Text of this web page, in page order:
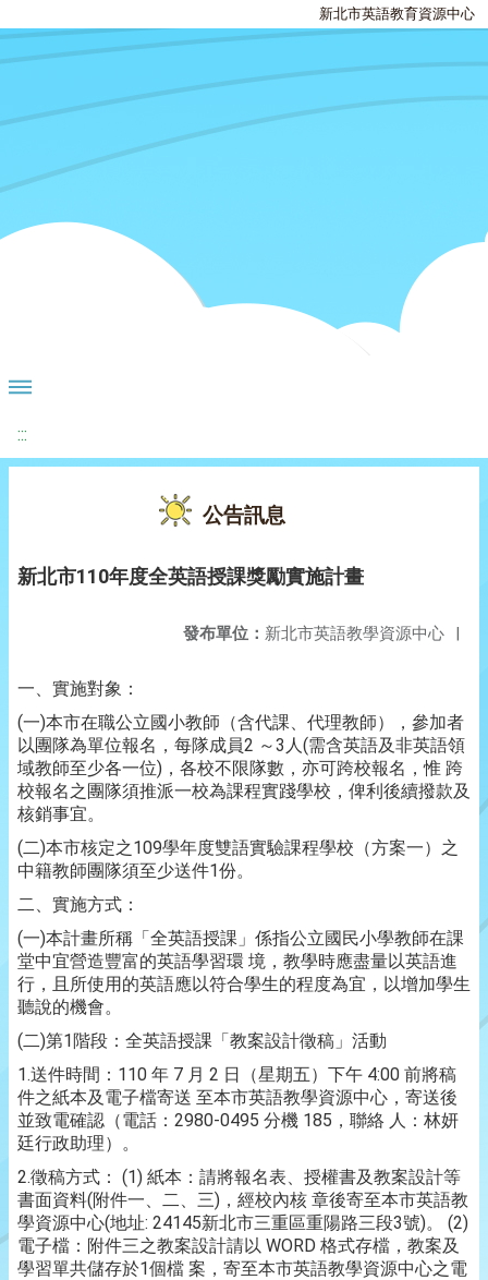
新北市英語教育資源中心
:::
公告訊息
新北市110年度全英語授課獎勵實施計畫
發布單位： 新北市英語教學資源中心 |
一、實施對象：
(一)本市在職公立國小教師（含代課、代理教師），參加者
以團隊為單位報名，每隊成員2 ～3人(需含英語及非英語領
域教師至少各一位)，各校不限隊數，亦可跨校報名，惟 跨
校報名之團隊須推派一校為課程實踐學校，俾利後續撥款及
核銷事宜。
(二)本市核定之109學年度雙語實驗課程學校（方案一）之
中籍教師團隊須至少送件1份。
二、實施方式：
(一)本計畫所稱「全英語授課」係指公立國民小學教師在課
堂中宜營造豐富的英語學習環 境，教學時應盡量以英語進
行，且所使用的英語應以符合學生的程度為宜，以增加學生
聽說的機會。
(二)第1階段：全英語授課「教案設計徵稿」活動
1.送件時間：110 年 7 月 2 日（星期五）下午 4:00 前將稿
件之紙本及電子檔寄送 至本市英語教學資源中心，寄送後
並致電確認（電話：2980-0495 分機 185，聯絡 人：林妍
廷行政助理）。
2.徵稿方式： (1) 紙本：請將報名表、授權書及教案設計等
書面資料(附件一、二、三)，經校內核 章後寄至本市英語教
學資源中心(地址: 24145新北市三重區重陽路三段3號)。 (2)
電子檔：附件三之教案設計請以 WORD 格式存檔，教案及
學習單共儲存於1個檔 案，寄至本市英語教學資源中心之電